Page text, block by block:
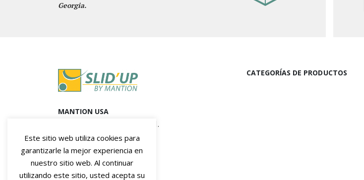
Georgia.
MANTION USA
450 7th Avenue. Suite 1501.
New York, NY 10123
CATEGORÍAS DE PRODUCTOS
Este sitio web utiliza cookies para
garantizarle la mejor experiencia en
nuestro sitio web. Al continuar
utilizando este sitio, usted acepta su